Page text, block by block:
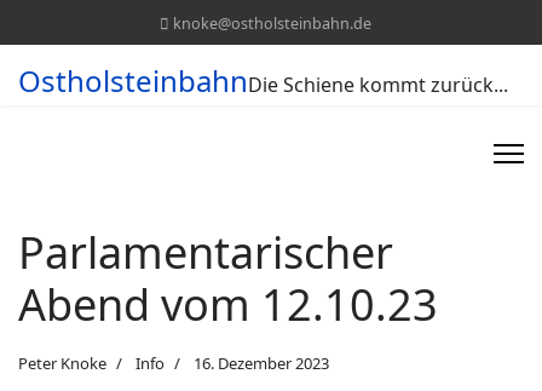
knoke@ostholsteinbahn.de
OstholsteinbahnDie Schiene kommt zurück...
Parlamentarischer
Abend vom 12.10.23
Peter Knoke Info 16. Dezember 2023